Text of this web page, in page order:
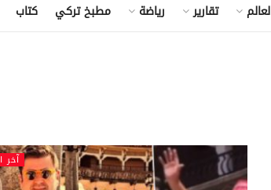
تقارير رياضة مطبخ تركي كتاب
آخر